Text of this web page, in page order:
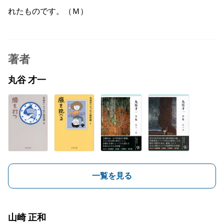
れたものです。（Ｍ）
著者
丸谷 才一
一覧を見る
山崎 正和